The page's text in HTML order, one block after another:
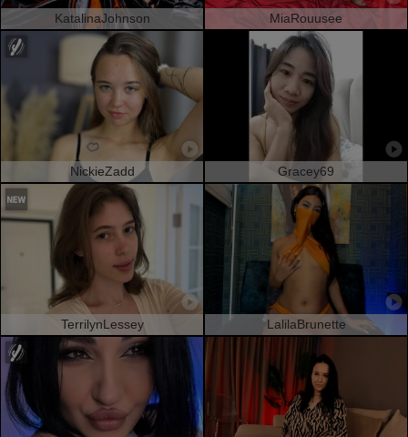
KatalinaJohnson MiaRouusee
NickieZadd Gracey69
TerrilynLessey LalilaBrunette